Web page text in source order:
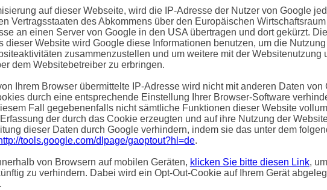
auf dieser Webseite, wird die IP-Adresse der Nutzer von Google
Vertragsstaaten des Abkommens über den Europäischen
an einen Server von Google in den USA übertragen und dort gekürzt.
dieser Website wird Google diese Informationen benutzen, um die
zusammenzustellen und um weitere mit der Websitenutzung
dem Websitebetreiber zu erbringen.
Ihrem Browser übermittelte IP-Adresse wird nicht mit anderen Daten
durch eine entsprechende Einstellung Ihrer Browser-Software
Fall gegebenenfalls nicht sämtliche Funktionen dieser Website
der durch das Cookie erzeugten und auf ihre Nutzung der
dieser Daten durch Google verhindern, indem sie das unter dem
tools.google.com/dlpage/gaoptout?hl=de.
von Browsern auf mobilen Geräten, klicken Sie bitte diesen Link,
zu verhindern. Dabei wird ein Opt-Out-Cookie auf Ihrem Gerät